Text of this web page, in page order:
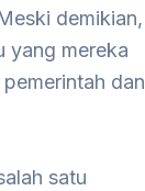
demikian,
yang mereka
dan
satu